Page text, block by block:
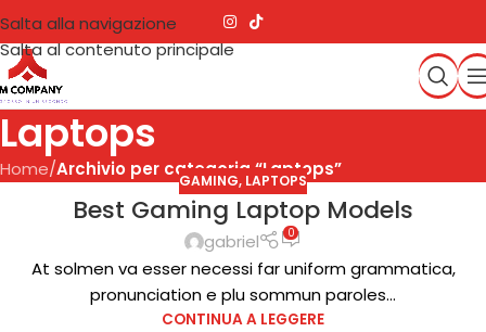
Salta alla navigazione
Salta al contenuto principale
Laptops
Home/Archivio per categoria “Laptops”
GAMING, LAPTOPS
Best Gaming Laptop Models
gabriel 0
At solmen va esser necessi far uniform grammatica,
pronunciation e plu sommun paroles...
CONTINUA A LEGGERE